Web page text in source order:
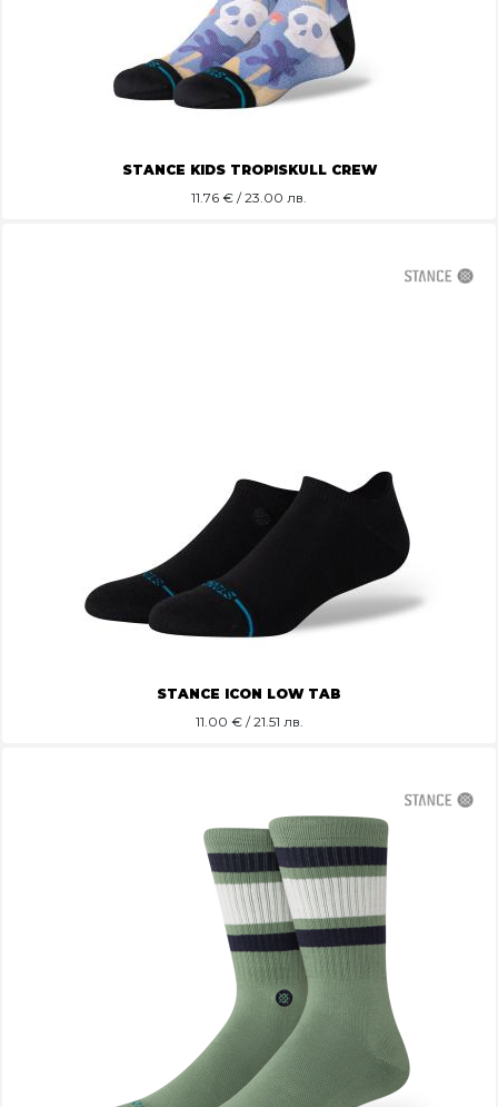
STANCE KIDS TROPISKULL CREW
11.76 € / 23.00 лв.
STANCE ICON LOW TAB
11.00 € / 21.51 лв.